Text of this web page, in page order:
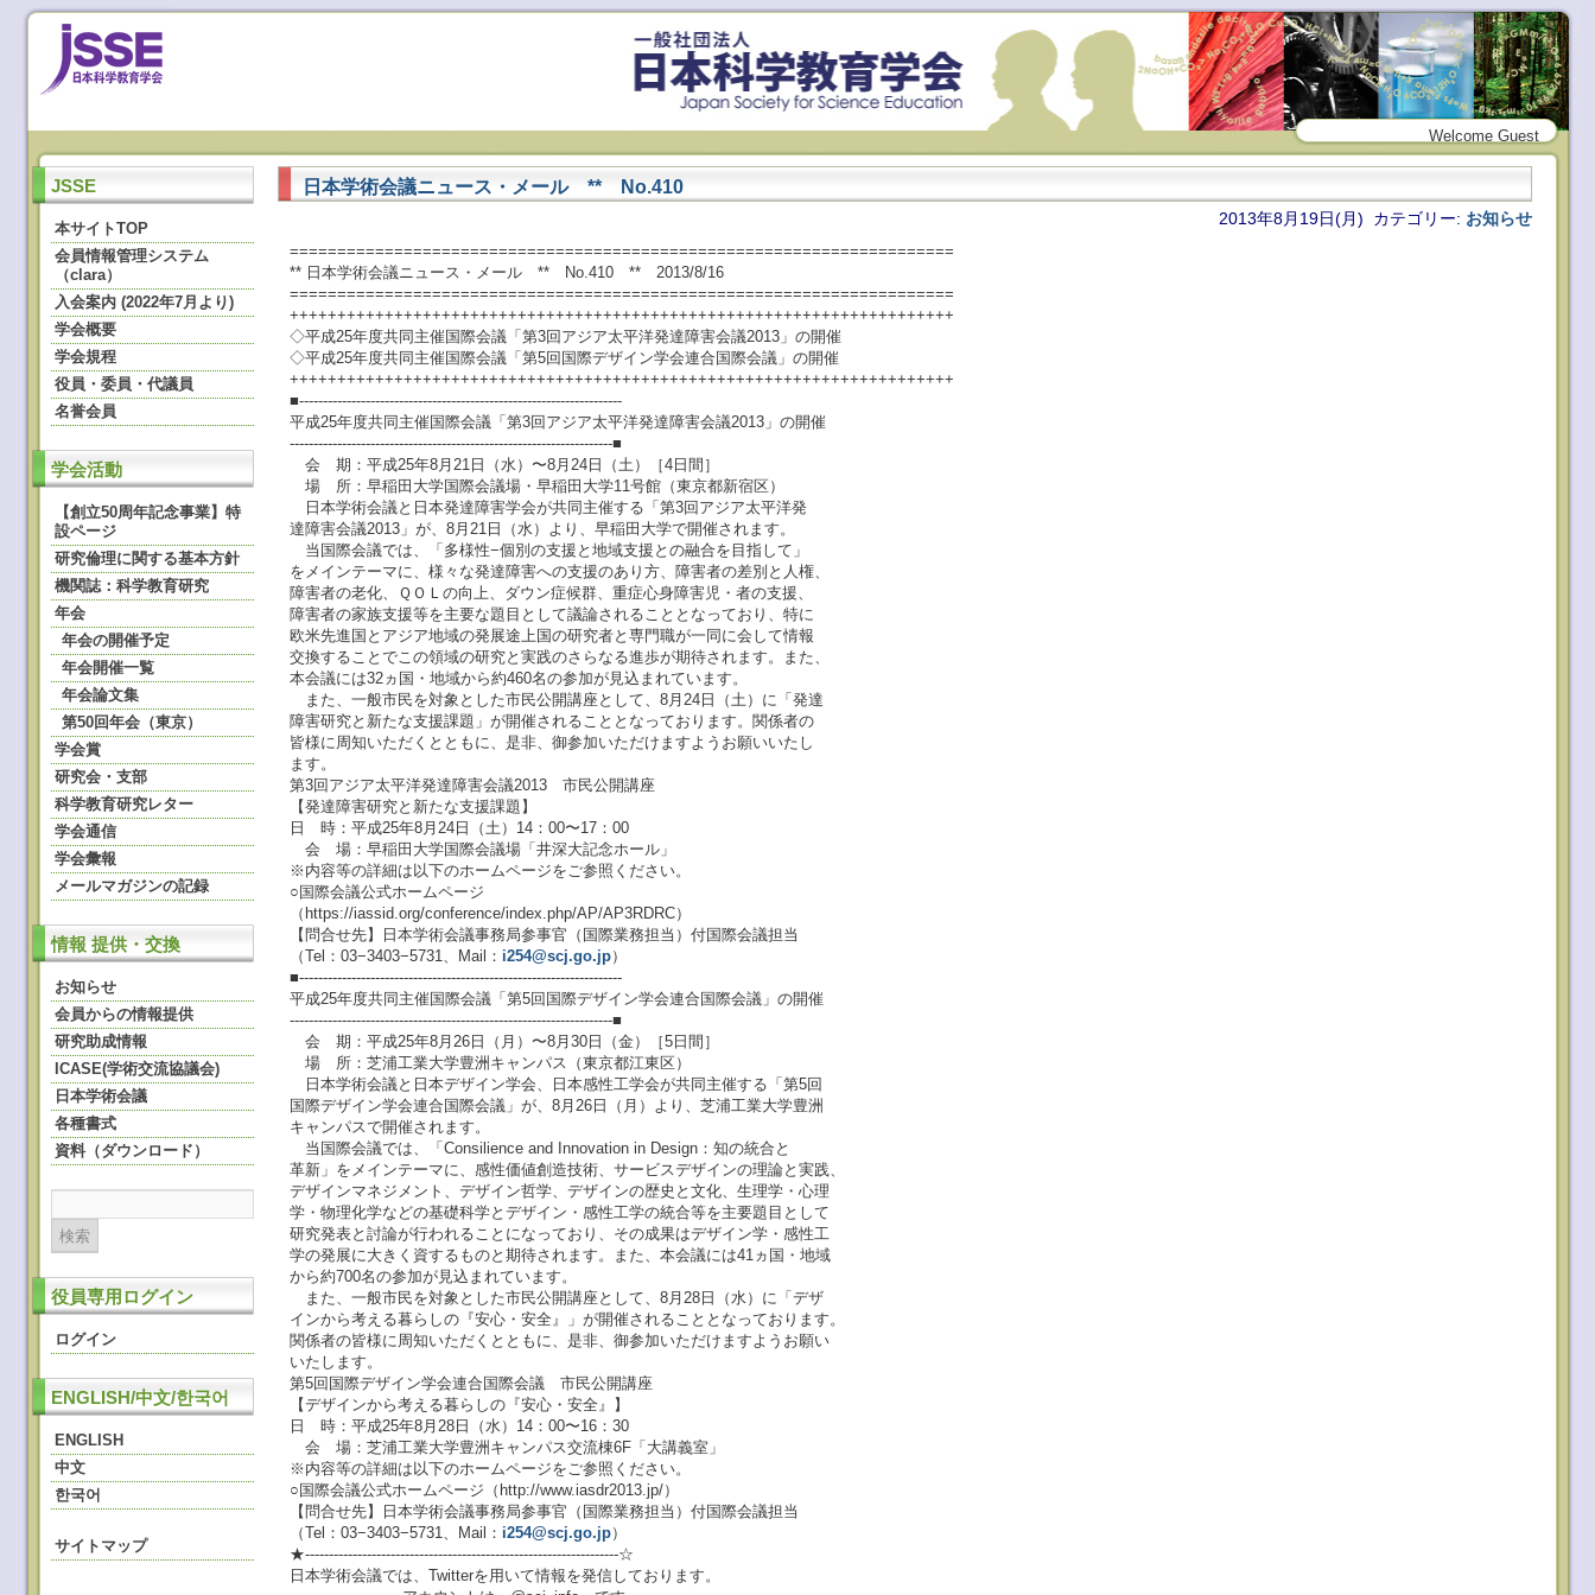
Welcome Guest
JSSE
本サイトTOP
会員情報管理システム
（clara）
入会案内 (2022年7月より)
学会概要
学会規程
役員・委員・代議員
名誉会員
学会活動
【創立50周年記念事業】特
設ページ
研究倫理に関する基本方針
機関誌：科学教育研究
年会
年会の開催予定
年会開催一覧
年会論文集
第50回年会（東京）
学会賞
研究会・支部
科学教育研究レター
学会通信
学会彙報
メールマガジンの記録
情報 提供・交換
お知らせ
会員からの情報提供
研究助成情報
ICASE(学術交流協議会)
日本学術会議
各種書式
資料（ダウンロード）
役員専用ログイン
ログイン
ENGLISH/中文/한국어
ENGLISH
中文
한국어
サイトマップ
日本学術会議ニュース・メール ** No.410
2013年8月19日(月) カテゴリー: お知らせ
======================================================================
** 日本学術会議ニュース・メール ** No.410 ** 2013/8/16
======================================================================
++++++++++++++++++++++++++++++++++++++++++++++++++++++++++++++++++++++
◇平成25年度共同主催国際会議「第3回アジア太平洋発達障害会議2013」の開催
◇平成25年度共同主催国際会議「第5回国際デザイン学会連合国際会議」の開催
++++++++++++++++++++++++++++++++++++++++++++++++++++++++++++++++++++++
■--------------------------------------------------------------------
平成25年度共同主催国際会議「第3回アジア太平洋発達障害会議2013」の開催
--------------------------------------------------------------------■
会 期：平成25年8月21日（水）〜8月24日（土）［4日間］
場 所：早稲田大学国際会議場・早稲田大学11号館（東京都新宿区）
日本学術会議と日本発達障害学会が共同主催する「第3回アジア太平洋発
達障害会議2013」が、8月21日（水）より、早稲田大学で開催されます。
当国際会議では、「多様性−個別の支援と地域支援との融合を目指して」
をメインテーマに、様々な発達障害への支援のあり方、障害者の差別と人権、
障害者の老化、ＱＯＬの向上、ダウン症候群、重症心身障害児・者の支援、
障害者の家族支援等を主要な題目として議論されることとなっており、特に
欧米先進国とアジア地域の発展途上国の研究者と専門職が一同に会して情報
交換することでこの領域の研究と実践のさらなる進歩が期待されます。また、
本会議には32ヵ国・地域から約460名の参加が見込まれています。
また、一般市民を対象とした市民公開講座として、8月24日（土）に「発達
障害研究と新たな支援課題」が開催されることとなっております。関係者の
皆様に周知いただくとともに、是非、御参加いただけますようお願いいたし
ます。
第3回アジア太平洋発達障害会議2013 市民公開講座
【発達障害研究と新たな支援課題】
日 時：平成25年8月24日（土）14：00〜17：00
会 場：早稲田大学国際会議場「井深大記念ホール」
※内容等の詳細は以下のホームページをご参照ください。
○国際会議公式ホームページ
（https://iassid.org/conference/index.php/AP/AP3RDRC）
【問合せ先】日本学術会議事務局参事官（国際業務担当）付国際会議担当
（Tel：03−3403−5731、Mail： i254@scj.go.jp）
■--------------------------------------------------------------------
平成25年度共同主催国際会議「第5回国際デザイン学会連合国際会議」の開催
--------------------------------------------------------------------■
会 期：平成25年8月26日（月）〜8月30日（金）［5日間］
場 所：芝浦工業大学豊洲キャンパス（東京都江東区）
日本学術会議と日本デザイン学会、日本感性工学会が共同主催する「第5回
国際デザイン学会連合国際会議」が、8月26日（月）より、芝浦工業大学豊洲
キャンパスで開催されます。
当国際会議では、「Consilience and Innovation in Design：知の統合と
革新」をメインテーマに、感性価値創造技術、サービスデザインの理論と実践、
デザインマネジメント、デザイン哲学、デザインの歴史と文化、生理学・心理
学・物理化学などの基礎科学とデザイン・感性工学の統合等を主要題目として
研究発表と討論が行われることになっており、その成果はデザイン学・感性工
学の発展に大きく資するものと期待されます。また、本会議には41ヵ国・地域
から約700名の参加が見込まれています。
また、一般市民を対象とした市民公開講座として、8月28日（水）に「デザ
インから考える暮らしの『安心・安全』」が開催されることとなっております。
関係者の皆様に周知いただくとともに、是非、御参加いただけますようお願い
いたします。
第5回国際デザイン学会連合国際会議 市民公開講座
【デザインから考える暮らしの『安心・安全』】
日 時：平成25年8月28日（水）14：00〜16：30
会 場：芝浦工業大学豊洲キャンパス交流棟6F「大講義室」
※内容等の詳細は以下のホームページをご参照ください。
○国際会議公式ホームページ（http://www.iasdr2013.jp/）
【問合せ先】日本学術会議事務局参事官（国際業務担当）付国際会議担当
（Tel：03−3403−5731、Mail： i254@scj.go.jp）
★------------------------------------------------------------------☆
日本学術会議では、Twitterを用いて情報を発信しております。